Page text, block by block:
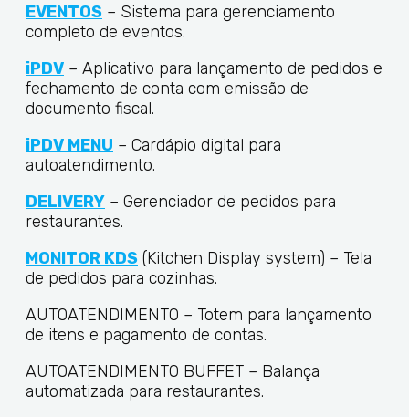
EVENTOS – Sistema para gerenciamento
completo de eventos.
iPDV – Aplicativo para lançamento de pedidos e
fechamento de conta com emissão de
documento fiscal.
iPDV MENU – Cardápio digital para
autoatendimento.
DELIVERY – Gerenciador de pedidos para
restaurantes.
MONITOR KDS (Kitchen Display system) – Tela
de pedidos para cozinhas.
AUTOATENDIMENTO – Totem para lançamento
de itens e pagamento de contas.
AUTOATENDIMENTO BUFFET – Balança
automatizada para restaurantes.